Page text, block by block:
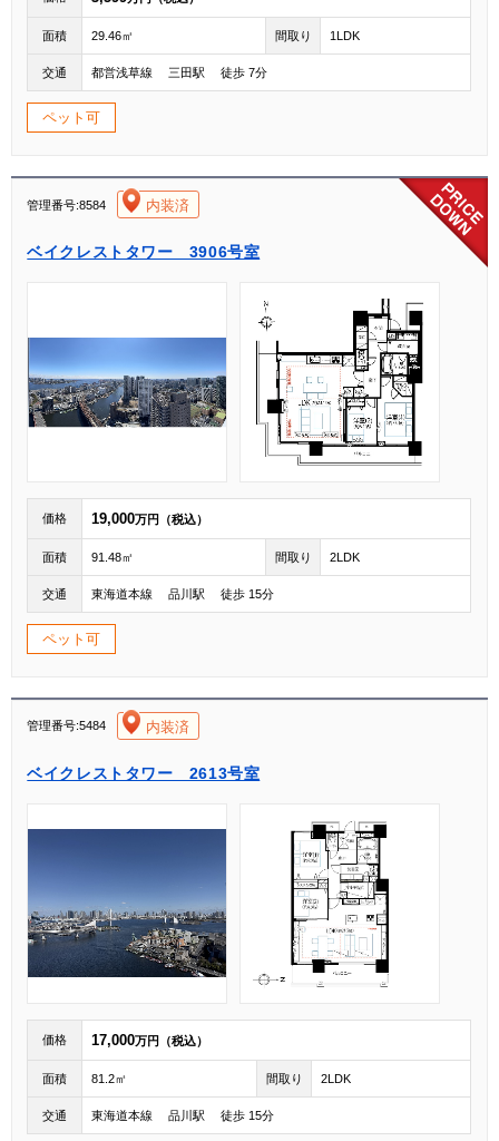
面積 29.46㎡ 間取り 1LDK
交通 都営浅草線 三田駅 徒歩 7分
ペット可
管理番号:8584 内装済
ベイクレストタワー 3906号室
価格 19,000万円（税込）
面積 91.48㎡ 間取り 2LDK
交通 東海道本線 品川駅 徒歩 15分
ペット可
[004]
管理番号:5484 内装済
ベイクレストタワー 2613号室
価格 17,000万円（税込）
面積 81.2㎡ 間取り 2LDK
交通 東海道本線 品川駅 徒歩 15分
[004]